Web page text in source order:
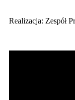
Realizacja: Zespół